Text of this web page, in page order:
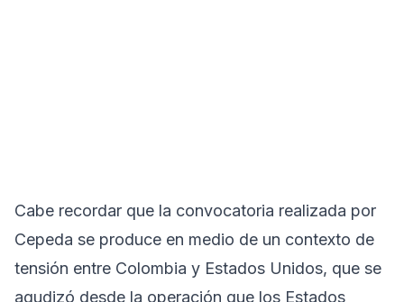
Cabe recordar que la convocatoria realizada por
Cepeda se produce en medio de un contexto de
tensión entre Colombia y Estados Unidos, que se
agudizó desde la operación que los Estados